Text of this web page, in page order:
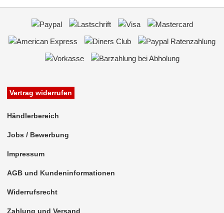
Vertrag widerrufen
Händlerbereich
Jobs / Bewerbung
Impressum
AGB und Kundeninformationen
Widerrufsrecht
Zahlung und Versand